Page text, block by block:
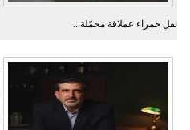
نقل حمراء عملاقة محمّلة...